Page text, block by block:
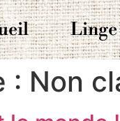
Linge
: Non